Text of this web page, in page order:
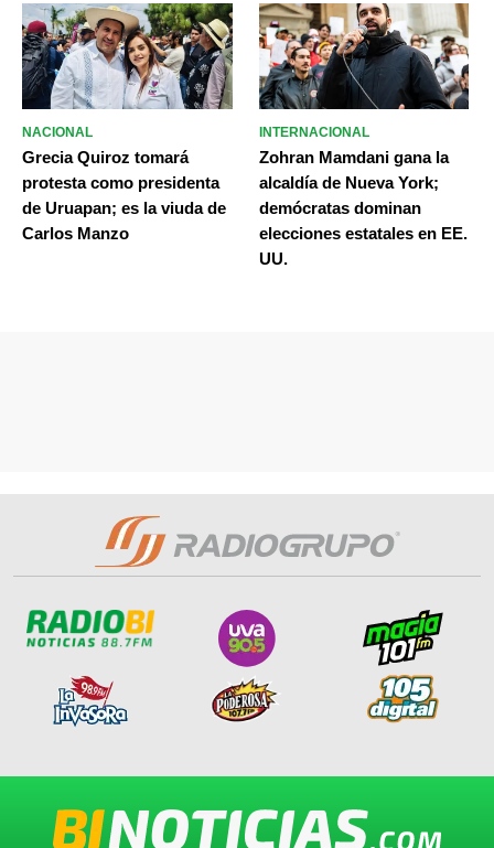
NACIONAL
Grecia Quiroz tomará
protesta como presidenta
de Uruapan; es la viuda de
Carlos Manzo
INTERNACIONAL
Zohran Mamdani gana la
alcaldía de Nueva York;
demócratas dominan
elecciones estatales en EE.
UU.